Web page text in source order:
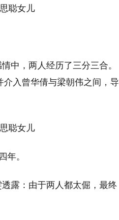
中，两人经历了三分三合。
入曾华倩与梁朝伟之间，导
。
露：由于两人都太倔，最终